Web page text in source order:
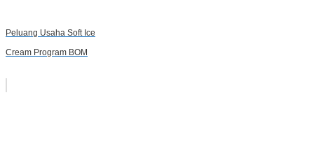
Peluang Usaha Soft Ice
Cream Program BOM